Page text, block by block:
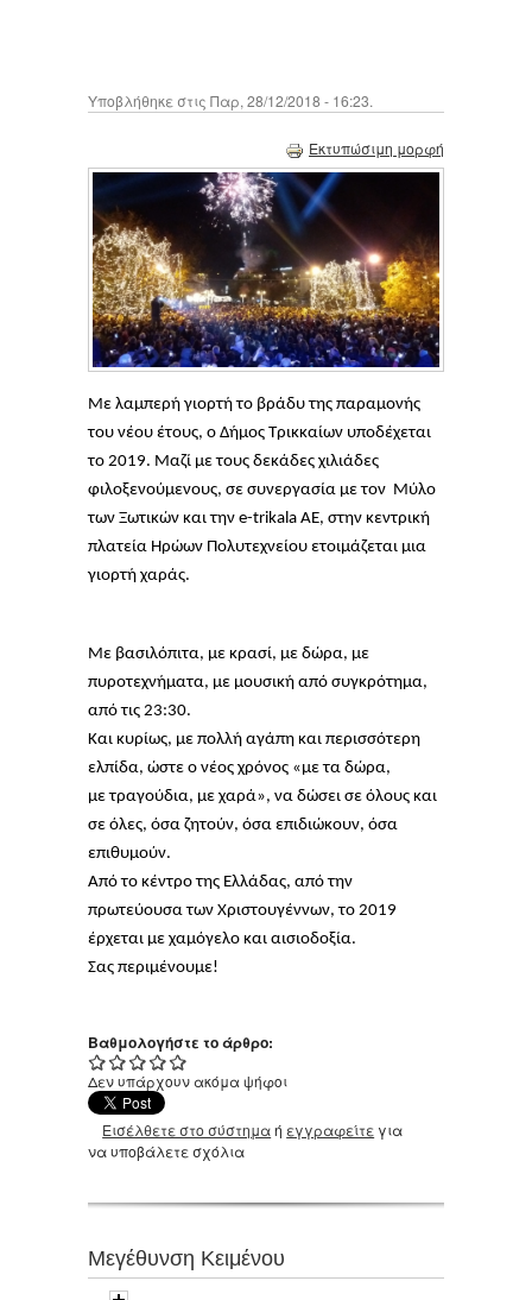
Υποβλήθηκε στις Παρ, 28/12/2018 - 16:23.
Εκτυπώσιμη μορφή
Με λαμπερή γιορτή το βράδυ της παραμονής
του νέου έτους, ο Δήμος Τρικκαίων υποδέχεται
το 2019. Μαζί με τους δεκάδες χιλιάδες
φιλοξενούμενους, σε συνεργασία με τον Μύλο
των Ξωτικών και την e-trikala ΑΕ, στην κεντρική
πλατεία Ηρώων Πολυτεχνείου ετοιμάζεται μια
γιορτή χαράς.
Με βασιλόπιτα, με κρασί, με δώρα, με
πυροτεχνήματα, με μουσική από συγκρότημα,
από τις 23:30.
Και κυρίως, με πολλή αγάπη και περισσότερη
ελπίδα, ώστε ο νέος χρόνος «με τα δώρα,
με τραγούδια, με χαρά», να δώσει σε όλους και
σε όλες, όσα ζητούν, όσα επιδιώκουν, όσα
επιθυμούν.
Από το κέντρο της Ελλάδας, από την
πρωτεύουσα των Χριστουγέννων, το 2019
έρχεται με χαμόγελο και αισιοδοξία.
Σας περιμένουμε!
Βαθμολογήστε το άρθρο:
Δεν υπάρχουν ακόμα ψήφοι
Εισέλθετε στο σύστημαή εγγραφείτε για
να υποβάλετε σχόλια
Μεγέθυνση Κειμένου